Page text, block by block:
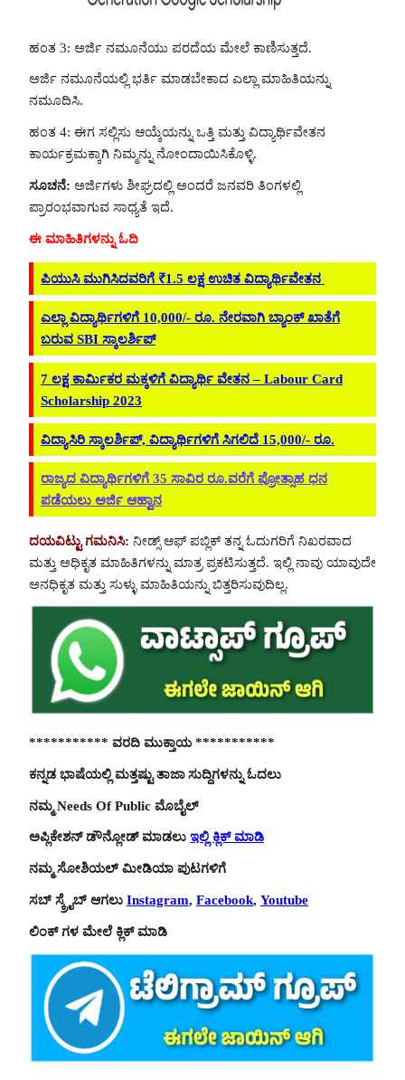
ಹಂತ 3: ಅರ್ಜಿ ನಮೂನೆಯು ಪರದೆಯ ಮೇಲೆ ಕಾಣಿಸುತ್ತದೆ.
ಅರ್ಜಿ ನಮೂನೆಯಲ್ಲಿ ಭರ್ತಿ ಮಾಡಬೇಕಾದ ಎಲ್ಲಾ ಮಾಹಿತಿಯನ್ನು
ನಮೂದಿಸಿ.
ಹಂತ 4: ಈಗ ಸಲ್ಲಿಸು ಆಯ್ಕೆಯನ್ನು ಒತ್ತಿ ಮತ್ತು ವಿದ್ಯಾರ್ಥಿವೇತನ
ಕಾರ್ಯಕ್ರಮಕ್ಕಾಗಿ ನಿಮ್ಮನ್ನು ನೋಂದಾಯಿಸಿಕೊಳ್ಳಿ.
ಸೂಚನೆ: ಅರ್ಜಿಗಳು ಶೀಘ್ರದಲ್ಲಿ ಅಂದರೆ ಜನವರಿ ತಿಂಗಳಲ್ಲಿ
ಪ್ರಾರಂಭವಾಗುವ ಸಾಧ್ಯತೆ ಇದೆ.
ಈ ಮಾಹಿತಿಗಳನ್ನು ಓದಿ
ಪಿಯುಸಿ ಮುಗಿಸಿದವರಿಗೆ ₹1.5 ಲಕ್ಷ ಉಚಿತ ವಿದ್ಯಾರ್ಥಿವೇತನ
ಎಲ್ಲಾ ವಿದ್ಯಾರ್ಥಿಗಳಿಗೆ 10,000/- ರೂ. ನೇರವಾಗಿ ಬ್ಯಾಂಕ್ ಖಾತೆಗೆ
ಬರುವ SBI ಸ್ಕಾಲರ್ಶಿಪ್
7 ಲಕ್ಷ ಕಾರ್ಮಿಕರ ಮಕ್ಕಳಿಗೆ ವಿದ್ಯಾರ್ಥಿ ವೇತನ – Labour Card
Scholarship 2023
ವಿದ್ಯಾಸಿರಿ ಸ್ಕಾಲರ್ಶಿಪ್, ವಿದ್ಯಾರ್ಥಿಗಳಿಗೆ ಸಿಗಲಿದೆ 15,000/- ರೂ.
ರಾಜ್ಯದ ವಿದ್ಯಾರ್ಥಿಗಳಿಗೆ 35 ಸಾವಿರ ರೂ.ವರೆಗೆ ಪ್ರೋತ್ಸಾಹ ಧನ
ಪಡೆಯಲು ಅರ್ಜಿ ಆಹ್ವಾನ
ದಯವಿಟ್ಟು ಗಮನಿಸಿ: ನೀಡ್ಸ್ ಆಫ್ ಪಬ್ಲಿಕ್ ತನ್ನ ಓದುಗರಿಗೆ ನಿಖರವಾದ
ಮತ್ತು ಅಧಿಕೃತ ಮಾಹಿತಿಗಳನ್ನು ಮಾತ್ರ ಪ್ರಕಟಿಸುತ್ತದೆ. ಇಲ್ಲಿ ನಾವು ಯಾವುದೇ
ಅನಧಿಕೃತ ಮತ್ತು ಸುಳ್ಳು ಮಾಹಿತಿಯನ್ನು ಬಿತ್ತರಿಸುವುದಿಲ್ಲ.
*********** ವರದಿ ಮುಕ್ತಾಯ ***********
ಕನ್ನಡ ಭಾಷೆಯಲ್ಲಿ ಮತ್ತಷ್ಟು ತಾಜಾ ಸುದ್ದಿಗಳನ್ನು ಓದಲು
ನಮ್ಮ Needs Of Public ಮೊಬೈಲ್
ಅಪ್ಲಿಕೇಶನ್ ಡೌನ್ಲೋಡ್ ಮಾಡಲು ಇಲ್ಲಿ ಕ್ಲಿಕ್ ಮಾಡಿ
ನಮ್ಮ ಸೋಶಿಯಲ್ ಮೀಡಿಯಾ ಪುಟಗಳಿಗೆ
ಸಬ್ ಸ್ಕ್ರೈಬ್ ಆಗಲು Instagram, Facebook, Youtube
ಲಿಂಕ್ ಗಳ ಮೇಲೆ ಕ್ಲಿಕ್ ಮಾಡಿ